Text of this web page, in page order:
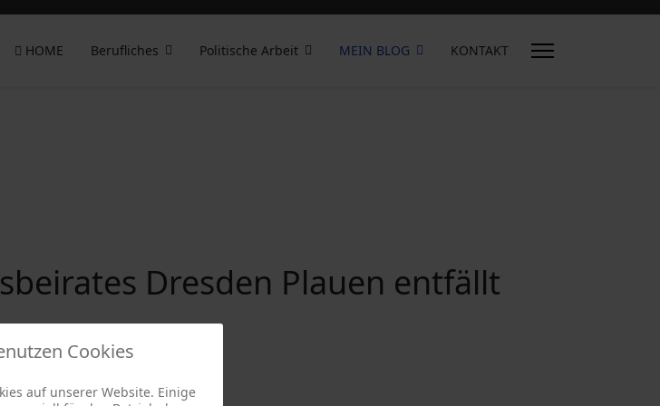
HOME Berufliches Politische Arbeit MEIN BLOG KONTAKT
Dresden Plauen entfällt
Cookies
auf unserer Website. Einige